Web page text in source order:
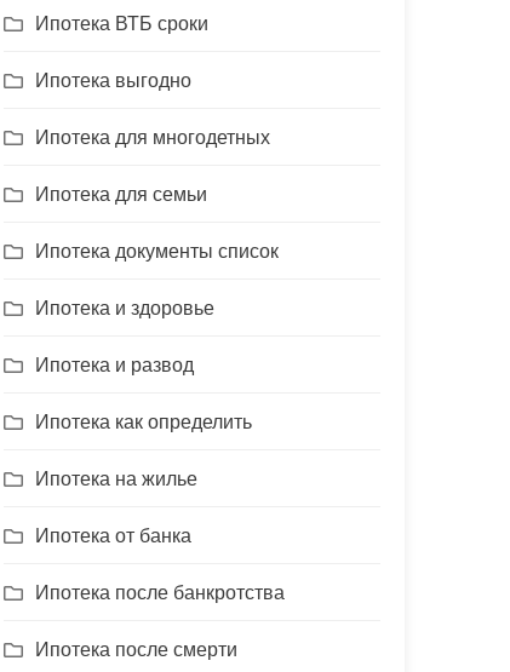
Ипотека ВТБ сроки
Ипотека выгодно
Ипотека для многодетных
Ипотека для семьи
Ипотека документы список
Ипотека и здоровье
Ипотека и развод
Ипотека как определить
Ипотека на жилье
Ипотека от банка
Ипотека после банкротства
Ипотека после смерти